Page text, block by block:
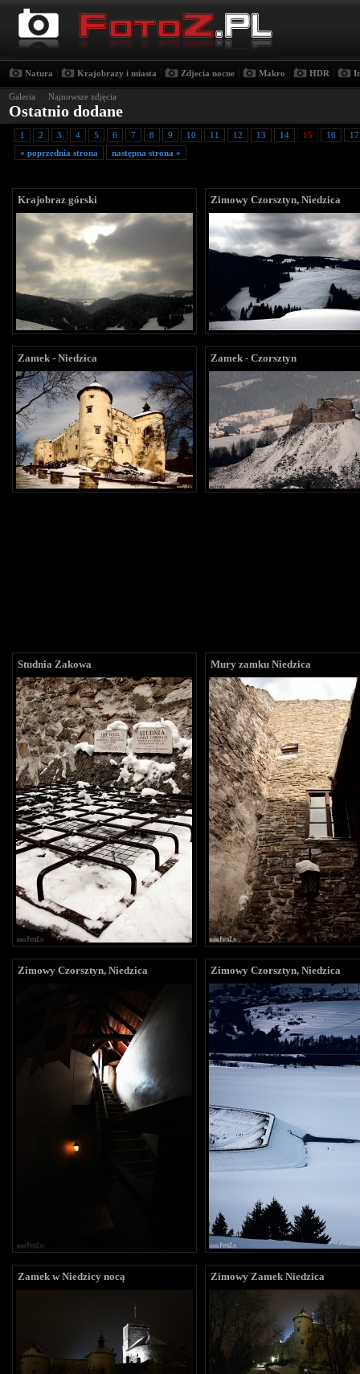
Natura Krajobrazy i miasta Zdjecia nocne Makro HDR
Galeria › Najnowsze zdjęcia
Ostatnio dodane
1 2 3 4 5 6 7 8 9 10 11 12 13 14 15 16
17
« poprzednia strona
następna strona »
Krajobraz górski Zimowy Czorsztyn, Niedzica
Zamek - Niedzica Zamek - Czorsztyn
Studnia Zakowa Mury zamku Niedzica
Zimowy Czorsztyn, Niedzica Zimowy Czorsztyn, Niedzica
Zamek w Niedzicy nocą Zimowy Zamek Niedzica